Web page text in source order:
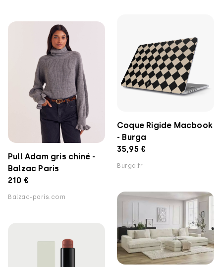
Coque Rigide Macbook
- Burga
35,95 €
Burga.fr
Pull Adam gris chiné -
Balzac Paris
210 €
Balzac-paris.com